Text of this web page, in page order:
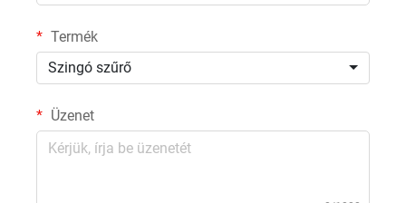
Termék
Szingó szűrő
Üzenet